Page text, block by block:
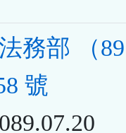
務部 （
號
089.07.20